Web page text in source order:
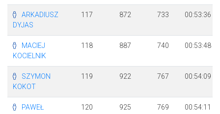
ARKADIUSZ
DYJAS
117 872 733 00:53:36
MACIEJ
KOCIELNIK
118 887 740 00:53:48
SZYMON
KOKOT
119 922 767 00:54:09
PAWEŁ
120 925 769 00:54:11